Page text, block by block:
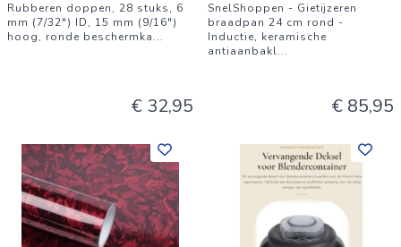
Rubberen doppen, 28 stuks, 6
mm (7/32") ID, 15 mm (9/16")
hoog, ronde beschermka...
€ 32,95
SnelShoppen - Gietijzeren
braadpan 24 cm rond -
Inductie, keramische
antiaanbakl...
€ 85,95